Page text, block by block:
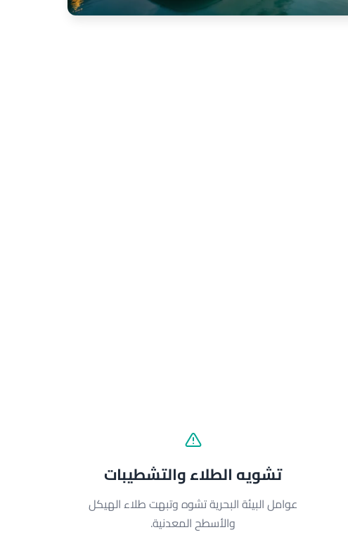
تشويه الطلاء والتشطيبات
عوامل البيئة البحرية تشوه وتبهت طلاء الهيكل
والأسطح المعدنية.